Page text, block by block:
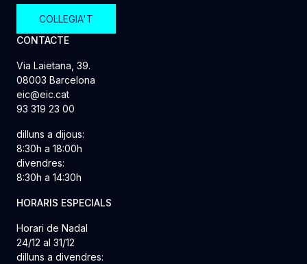
COL·LEGIA'T
CONTACTE
Via Laietana, 39.
08003 Barcelona
eic@eic.cat
93 319 23 00
dilluns a dijous:
8:30h a 18:00h
divendres:
8:30h a 14:30h
HORARIS ESPECIALS
Horari de Nadal
24/12 al 31/12
dilluns a divendres: